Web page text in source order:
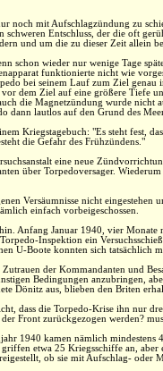
noch mit Aufschlagzündung zu
schweren Entschluss, der die oft
und um die zu dieser Zeit allein
schon wieder nur wenige Tage
funktionierte nicht wie
bei seinem Lauf zum Ziel
vor dem Ziel auf eine größere Tiefe
die Magnetzündung wurde nicht
dann lautlos auf den Grund des
Kriegstagebuch: "Es steht fest,
die Gefahr des Frühzündens."
eine neue
über Torpedoversager.
Versäumnisse nicht
einfach vorbeigeschossen.
Anfang Januar 1940, vier Monate
Inspektion ein
U-Boote konnten sich tatsächlich
der Kommandanten und
Bedingungen anzubringen,
Dönitz aus, blieben den Briten
dass die Torpedo-Krise ihn nur
Front zurückgezogen werden?
1940 kamen nämlich
etwa 25 Kriegsschiffe an, aber
ob sie mit Aufschlag- oder